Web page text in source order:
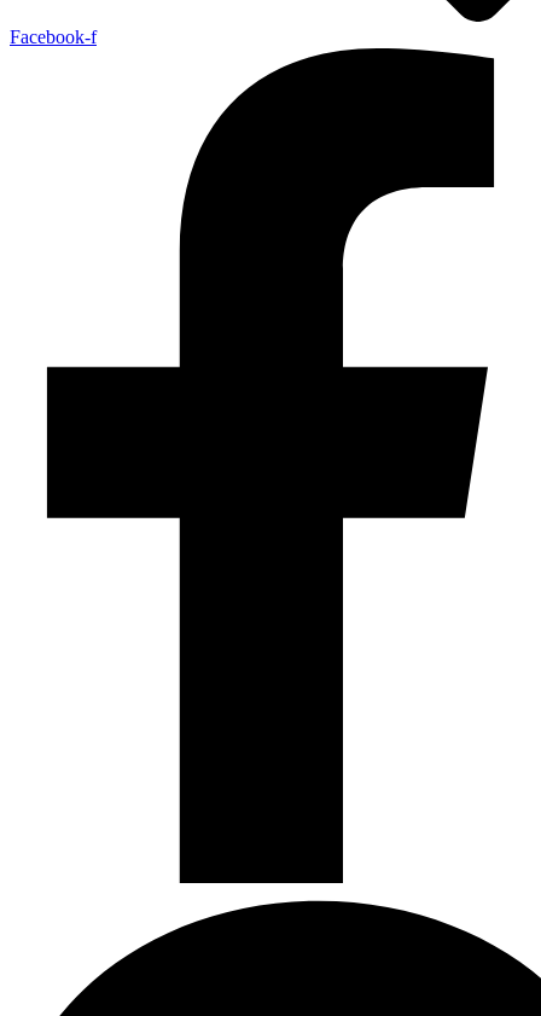
Facebook-f